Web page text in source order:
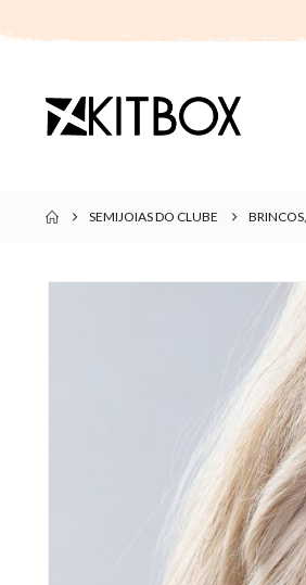
SEMIJOIAS DO CLUBE BRINCOS,